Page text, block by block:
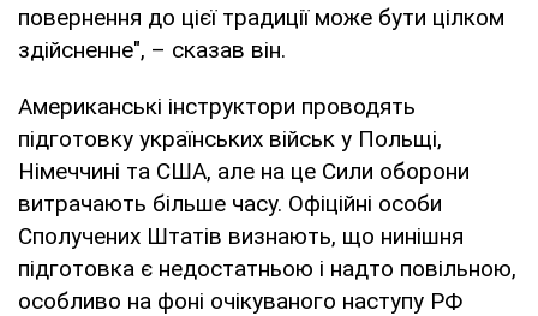
повернення до цієї традиції може бути цілком
здійсненне", – сказав він.
Американські інструктори проводять
підготовку українських військ у Польщі,
Німеччині та США, але на це Сили оборони
витрачають більше часу. Офіційні особи
Сполучених Штатів визнають, що нинішня
підготовка є недостатньою і надто повільною,
особливо на фоні очікуваного наступу РФ